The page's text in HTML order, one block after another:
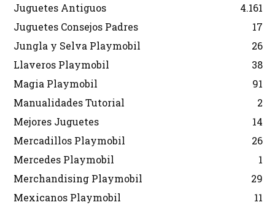
Juguetes Antiguos
4.161
Juguetes Consejos Padres
17
Jungla y Selva Playmobil
26
Llaveros Playmobil
38
Magia Playmobil
91
Manualidades Tutorial
2
Mejores Juguetes
14
Mercadillos Playmobil
26
Mercedes Playmobil
1
Merchandising Playmobil
29
Mexicanos Playmobil
11